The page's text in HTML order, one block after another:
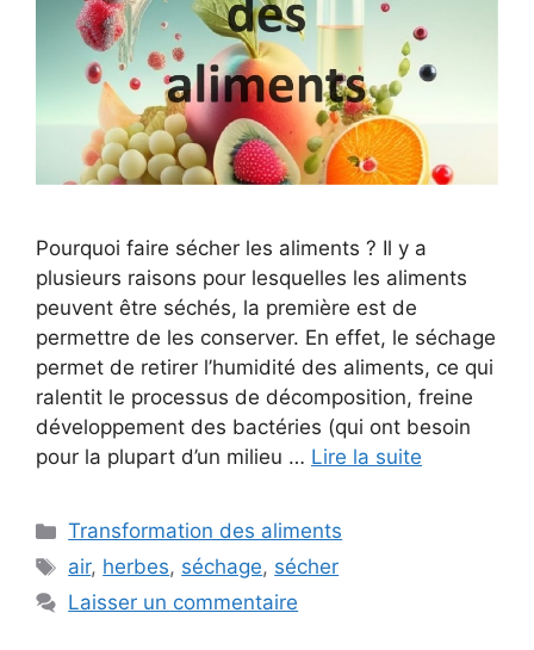
Pourquoi faire sécher les aliments ? Il y a
plusieurs raisons pour lesquelles les aliments
peuvent être séchés, la première est de
permettre de les conserver. En effet, le séchage
permet de retirer l’humidité des aliments, ce qui
ralentit le processus de décomposition, freine
développement des bactéries (qui ont besoin
pour la plupart d’un milieu … Lire la suite
Catégories
Transformation des aliments
Étiquettes
air, herbes, séchage, sécher
Laisser un commentaire